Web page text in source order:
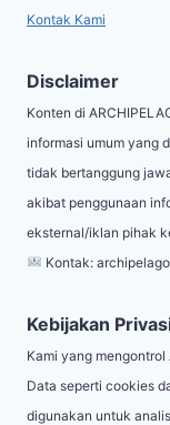
Kontak Kami
Disclaimer
Konten di
informasi umum yang
tidak bertanggung
akibat penggunaan
eksternal/iklan pihak
Kontak:
Kebijakan
Kami yang mengontrol
Data seperti cookies
digunakan untuk